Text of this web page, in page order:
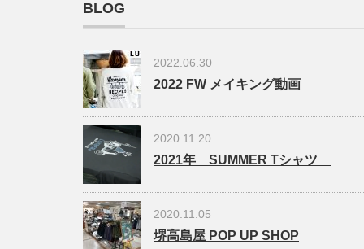
BLOG
2022.06.30
2022 FW メイキング動画
2020.11.20
2021年 SUMMER Tシャツ
2020.11.05
堺高島屋 POP UP SHOP